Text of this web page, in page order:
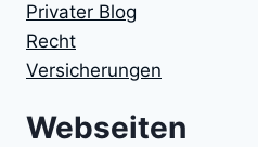
Privater Blog
Recht
Versicherungen
Webseiten